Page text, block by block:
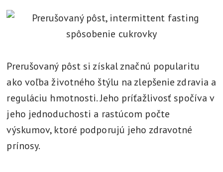
í
,
y
i
e
š
i
Prerušovaný pôst si získal značnú popularitu
ako voľba životného štýlu na zlepšenie zdravia a
reguláciu hmotnosti. Jeho príťažlivosť spočíva v
jeho jednoduchosti a rastúcom počte
výskumov, ktoré podporujú jeho zdravotné
prínosy.